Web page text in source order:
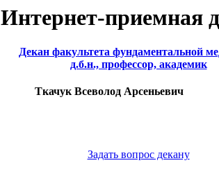
Интернет-приемная
Декан факультета фундаментальной
д.б.н., профессор, академик
Ткачук Всеволод Арсеньевич
Задать вопрос декану